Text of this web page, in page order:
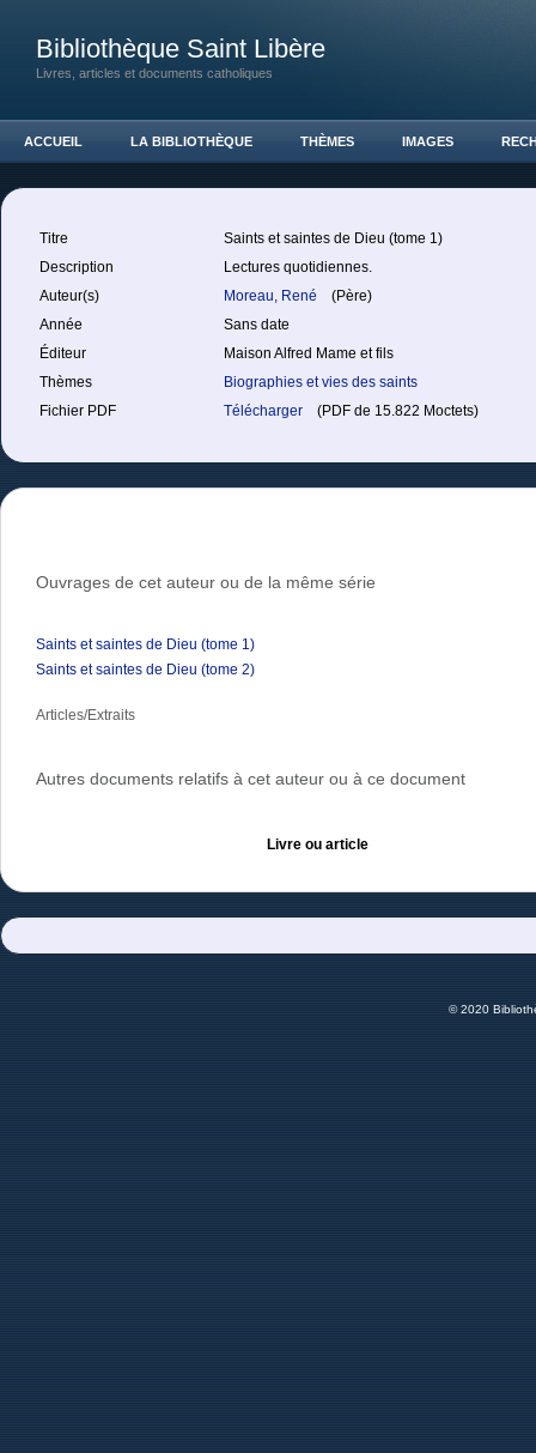
Bibliothèque Saint Libère
Livres, articles et documents catholiques
ACCUEIL LA BIBLIOTHÈQUE THÈMES IMAGES
Titre
Saints et saintes de Dieu (tome 1)
Description
Lectures quotidiennes.
Auteur(s)
Moreau, René
(Père)
Année
Sans date
Éditeur
Maison Alfred Mame et fils
Thèmes
Biographies et vies des saints
Fichier PDF
Télécharger (PDF de 15.822 Moctets)
Ouvrages de cet auteur ou de la même série
Saints et saintes de Dieu (tome 1)
Saints et saintes de Dieu (tome 2)
Articles/Extraits
Autres documents relatifs à cet auteur ou à ce document
Livre ou article
© 2020